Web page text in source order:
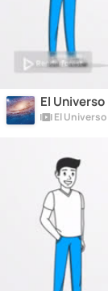
El
El Universo